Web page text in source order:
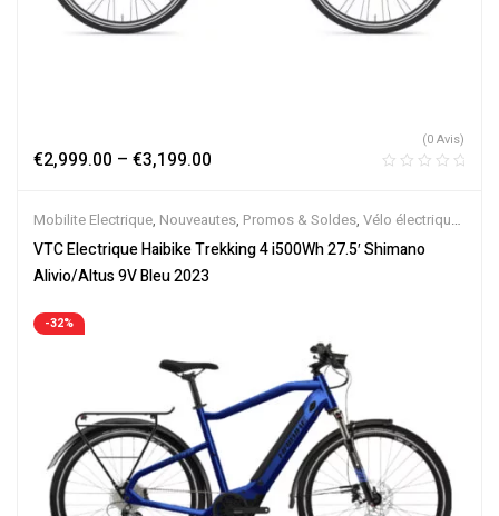
€2,999.00 – €3,199.00
(0 Avis)
Mobilite Electrique, Nouveautes, Promos & Soldes, Vélo électrique
ville,Velos Electriques,VTC Electrique
VTC Electrique Haibike Trekking 4 i500Wh 27.5′ Shimano
Alivio/Altus 9V Bleu 2023
-32%